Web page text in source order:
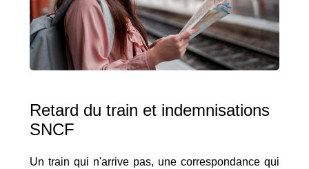
Retard du train et indemnisations
SNCF
Un train qui n'arrive pas, une correspondance qui